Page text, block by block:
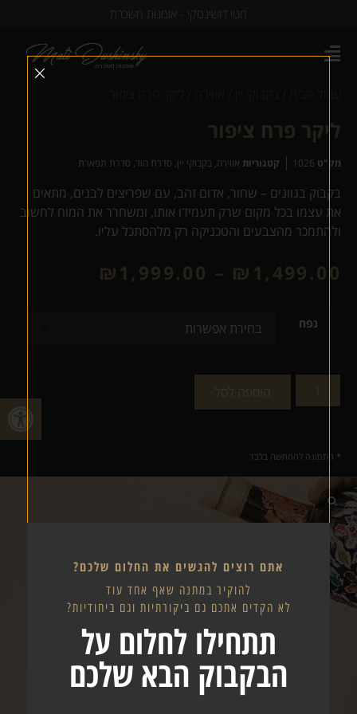
מטי דושינסקי - אומנות משכרת
ליקר פרח ציפור
מק"ט 1026 קטגוריות אווירה, בקבוקי יין, סדרת הוד, סדרת תפארת
בקבוק בגוונים – שחור, אדום זהב, עם שפריצים לבנים, מתאים
את עצמו בכל מקום שרק תעמידו אותו, ומשחרר את המוח לחשוב
ולהתמכר מהצבעים והטכניקה רק מלהסתכל עליו.
₪ 1,499.00
–
₪1,999.00
נפח
הוספה לסל
* התמונה להמחשה בלבד
אתם רוצים להגשים את החלום שלכם?
להוקיר במתנה שאף אחד עוד
לא הקדים אתכם גם ביקורתיות וגם ביחודיות?
תתחילו לחלום על
הבקבוק הבא שלכם